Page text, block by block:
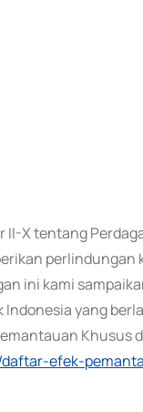
X tentang
ini kami
yang
Khusus
efek-